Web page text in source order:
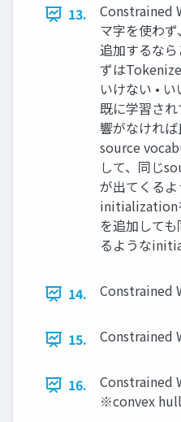
13.
Constrained
マ字を使わ
追加するな
ずは
いけない •
既に学習さ
響がなけれ
source
して、同じ
が出てくる
initialization
を追加して
るような
14. Constrained
15. Constrained
16.
Constrained
※convex